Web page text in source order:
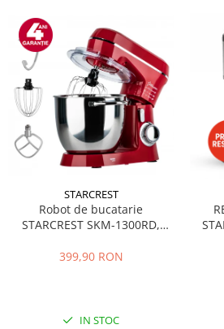
STARCREST
Robot de bucatarie
STARCREST SKM-1300RD,
Accesorii, 10 Viteze + Pulse,
399,90 RON
IN STOC